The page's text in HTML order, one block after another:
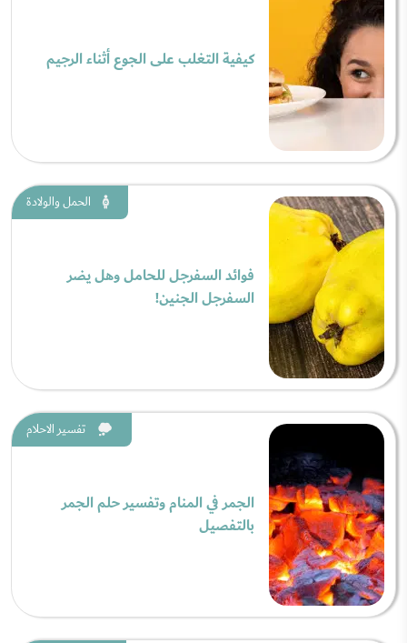
كيفية التغلب على الجوع أثناء الرجيم
الحمل والولادة
فوائد السفرجل للحامل وهل يضر
السفرجل الجنين!
تفسير الاحلام
الجمر في المنام وتفسير حلم الجمر
بالتفصيل